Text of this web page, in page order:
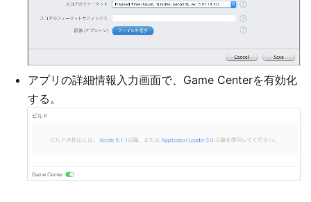
アプリの詳細情報入力画面で、Game Centerを有効化
する。